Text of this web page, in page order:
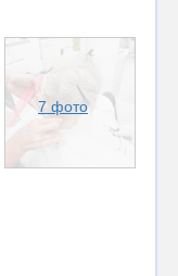
7 фото